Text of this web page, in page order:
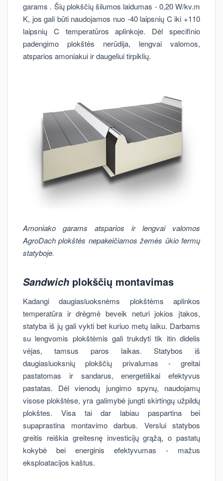
garams . Šių plokščių šilumos laidumas - 0,20 W/kv.m
K, jos gali būti naudojamos nuo -40 laipsnių C iki +110
laipsnių C temperatūros aplinkoje. Dėl specifinio
padengimo plokštės nerūdija, lengvai valomos,
atsparios amoniakui ir daugeliui tirpiklių.
Amoniako garams atsparios ir lengvai valomos
AgroDach plokštės nepakeičiamos žemės ūkio fermų
statyboje.
Sandwich plokščių montavimas
Kadangi daugiasluoksnėms plokštėms aplinkos
temperatūra ir drėgmė beveik neturi jokios įtakos,
statyba iš jų gali vykti bet kuriuo metų laiku. Darbams
su lengvomis plokštėmis gali trukdyti tik itin didelis
vėjas, tamsus paros laikas. Statybos iš
daugiasluoksnių plokščių privalumas - greitai
pastatomas ir sandarus, energetiškai efektyvus
pastatas. Dėl vienodų jungimo spynų, naudojamų
visose plokštėse, yra galimybė jungti skirtingų užpildų
plokštes. Visa tai dar labiau paspartina bei
supaprastina montavimo darbus. Verslui statybos
greitis reiškia greitesnę investicijų grąžą, o pastatų
kokybė bei energinis efektyvumas - mažus
eksploatacijos kaštus.